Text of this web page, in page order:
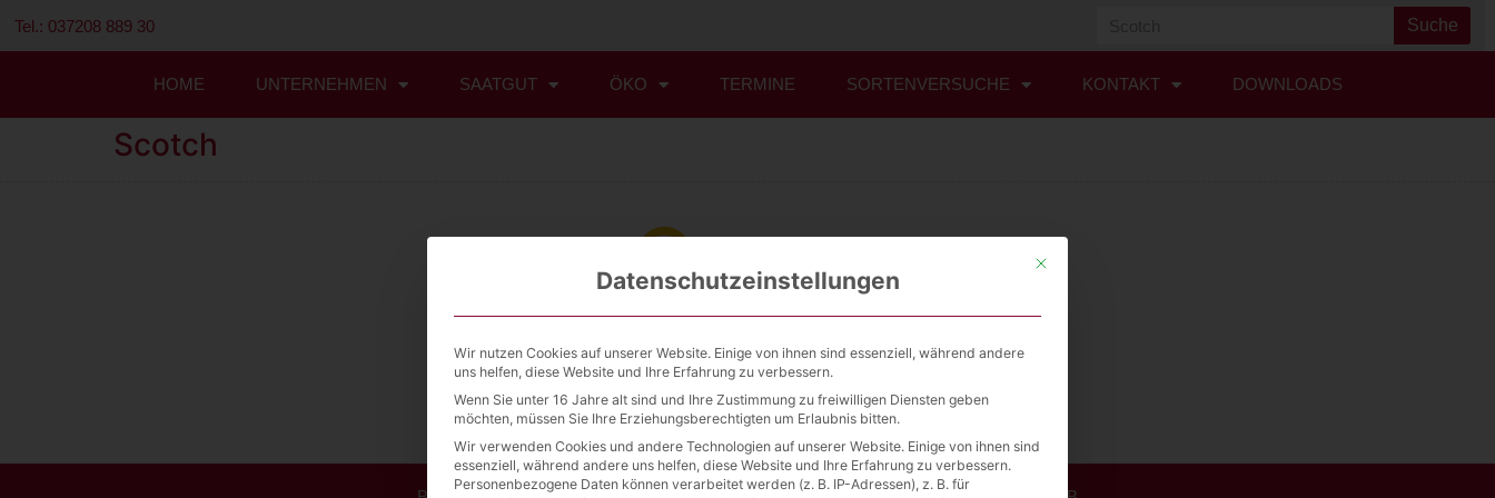
Tel.: 037208 889 30 Suche
HOME UNTERNEHMEN SAATGUT ÖKO TERMINE SORTENVERSUCHE KONTAKT DOWNLOADS
Scotch
Querweg 1
037208 889 30
info@saatgut2000.de
Mit diesem Button wird der Dialog geschlossen. Seine Funktionalität ist
Datenschutzeinstellungen
Wir nutzen Cookies auf unserer Website. Einige von ihnen sind essenziell, während andere
uns helfen, diese Website und Ihre Erfahrung zu verbessern.
Wenn Sie unter 16 Jahre alt sind und Ihre Zustimmung zu freiwilligen Diensten geben
möchten, müssen Sie Ihre Erziehungsberechtigten um Erlaubnis bitten.
Wir verwenden Cookies und andere Technologien auf unserer Website. Einige von ihnen sind
essenziell, während andere uns helfen, diese Website und Ihre Erfahrung zu verbessern.
Personenbezogene Daten können verarbeitet werden (z. B. IP-Adressen), z. B. für